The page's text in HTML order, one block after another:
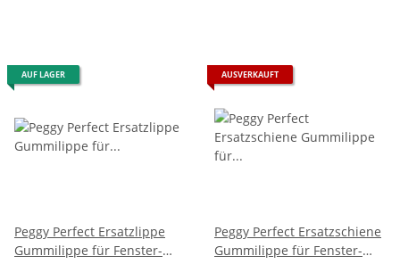
AUF LAGER
Peggy Perfect Ersatzlippe
Gummilippe für Fenster-
AUSVERKAUFT
Peggy Perfect Ersatzschiene
Gummilippe für Fenster-